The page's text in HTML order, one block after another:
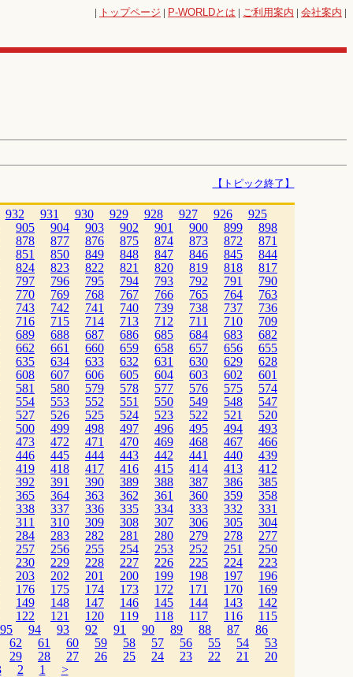
| トップページ | P-WORLDとは | ご利用案内 | 会社案内 |
【トピック終了】
932 931 930 929 928 927 926
925
905 904 903 902 901 900 899
898
878 877 876 875 874 873 872
871
851 850 849 848 847 846 845
844
824 823 822 821 820 819 818
817
797 796 795 794 793 792 791
790
770 769 768 767 766 765 764
763
743 742 741 740 739 738 737
736
716 715 714 713 712 711 710
709
689 688 687 686 685 684 683
682
662 661 660 659 658 657 656
655
635 634 633 632 631 630 629
628
608 607 606 605 604 603 602
601
581 580 579 578 577 576 575
574
554 553 552 551 550 549 548
547
527 526 525 524 523 522 521
520
500 499 498 497 496 495 494
493
473 472 471 470 469 468 467
466
446 445 444 443 442 441 440
439
419 418 417 416 415 414 413
412
392 391 390 389 388 387 386
385
365 364 363 362 361 360 359
358
338 337 336 335 334 333 332
331
311 310 309 308 307 306 305
304
284 283 282 281 280 279 278
277
257 256 255 254 253 252 251
250
230 229 228 227 226 225 224
223
203 202 201 200 199 198 197
196
176 175 174 173 172 171 170
169
149 148 147 146 145 144 143
142
122 121 120 119 118 117 116
115
95 94 93 92 91 90 89 88 87
86
62 61 60 59 58 57 56 55 54
53
29 28 27 26 25 24 23 22 21
20
2 1 >